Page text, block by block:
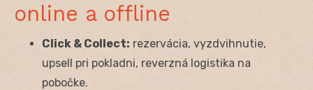
online a offline
Click & Collect: rezervácia, vyzdvihnutie,
upsell pri pokladni, reverzná logistika na
pobočke.